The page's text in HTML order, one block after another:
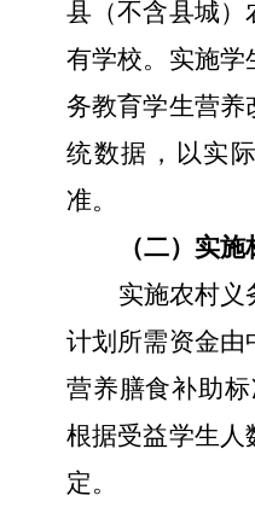
县（不含县城）
有学校。 实施学
务教育学生营养
统数据 ， 以实
准。
（二）实施
实施农村义
计划所需资金由
营养膳食补助
根据受益学生人
定。